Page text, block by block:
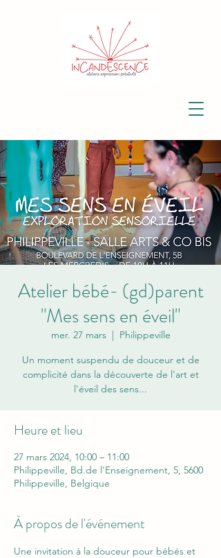
Atelier bébé- (gd)parent
"Mes sens en éveil"
mer. 27 mars
  |
Philippeville
Un moment suspendu de douceur et de
complicité dans la découverte de l'art et
l'éveil des sens...
Heure et lieu
27 mars 2024, 10:00 – 11:00
Philippeville, Bd.de l'Enseignement, 5, 5600
Philippeville, Belgique
À propos de l'événement
Une invitation à la douceur pour bébés et